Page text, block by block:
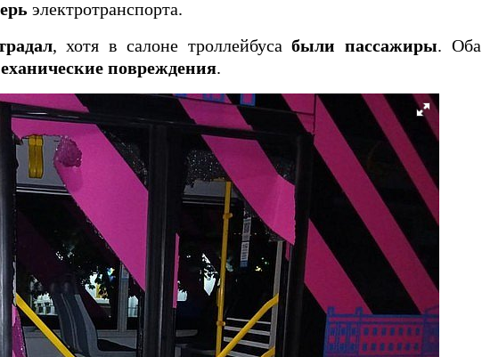
электротранспорта.
, хотя в салоне троллейбусабыли пассажиры. Оба
повреждения.